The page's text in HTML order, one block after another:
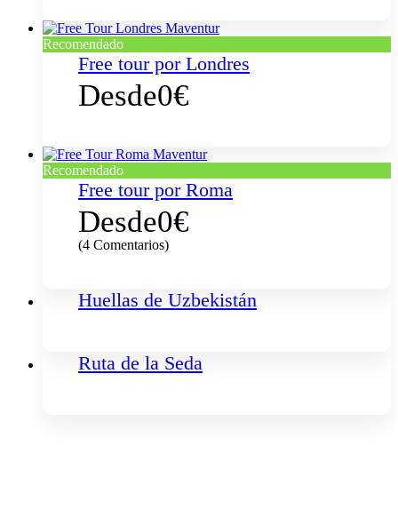
Recomendado
Free tour por Londres
Desde0€
Recomendado
Free tour por Roma
Desde0€
(4 Comentarios)
Huellas de Uzbekistán
Ruta de la Seda